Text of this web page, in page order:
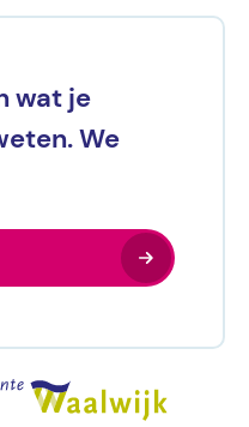
wat je
We